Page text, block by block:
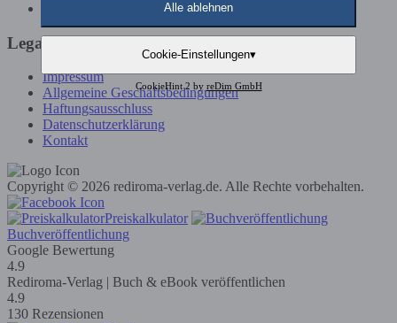
Günstige Buchveröffentlichung
Legals
Impressum
Allgemeine Geschäftsbedingungen
Haftungsausschluss
Datenschutzerklärung
Kontakt
Copyright © 2026 rediroma-verlag.de. Alle Rechte vorbehalten.
Preiskalkulator
Buchveröffentlichung
Google Bewertung
4.9
Rediroma-Verlag | Buch & eBook veröffentlichen
4.9
130 Rezensionen
Alle ablehnen
Cookie-Einstellungen▾
CookieHint 2 by reDim GmbH